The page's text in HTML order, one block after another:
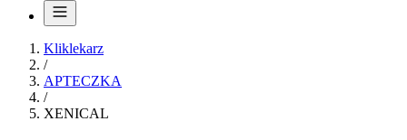
Kliklekarz
/
APTECZKA
/
XENICAL